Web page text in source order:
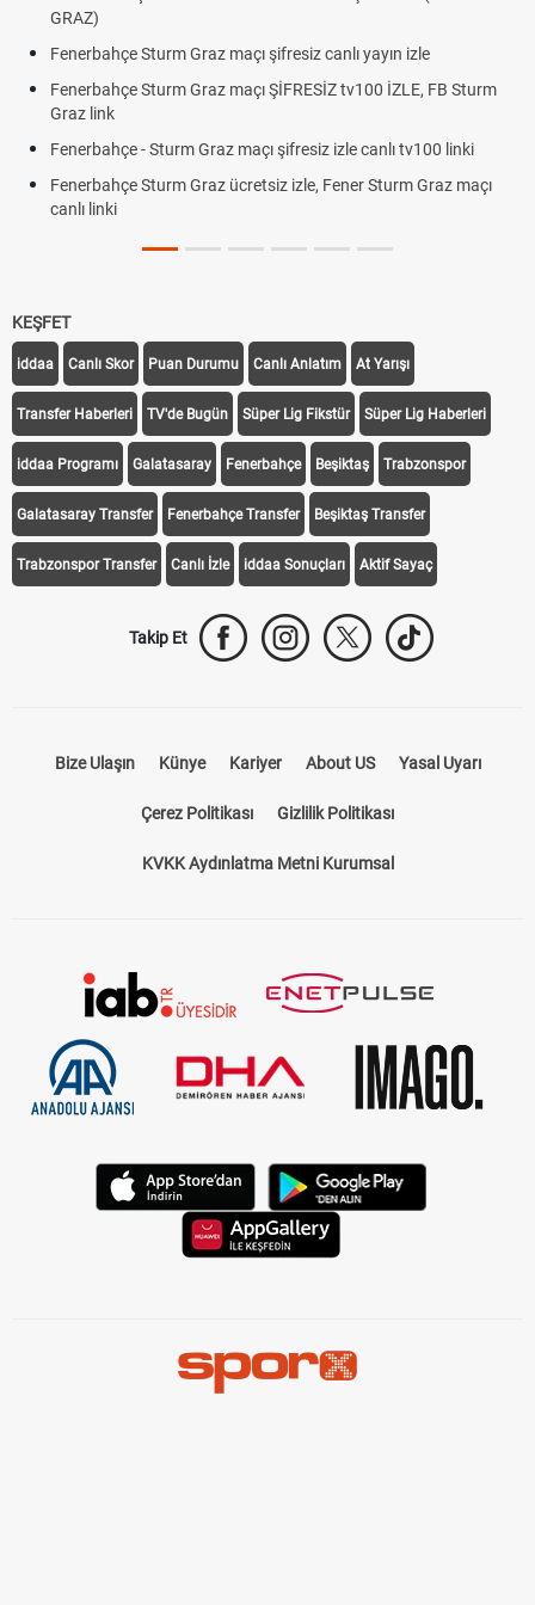
GRAZ)
Fenerbahçe Sturm Graz maçı şifresiz canlı yayın izle
Fenerbahçe Sturm Graz maçı ŞİFRESİZ tv100 İZLE, FB Sturm
Graz link
Fenerbahçe - Sturm Graz maçı şifresiz izle canlı tv100 linki
Fenerbahçe Sturm Graz ücretsiz izle, Fener Sturm Graz maçı
canlı linki
KEŞFET
iddaa Canlı Skor Puan Durumu Canlı Anlatım At Yarışı
Transfer Haberleri TV'de Bugün Süper Lig Fikstür Süper Lig Haberleri
iddaa Programı Galatasaray Fenerbahçe Beşiktaş Trabzonspor
Galatasaray Transfer Fenerbahçe Transfer Beşiktaş Transfer
Trabzonspor Transfer Canlı İzle iddaa Sonuçları Aktif Sayaç
Takip Et
Bize Ulaşın Künye Kariyer About US Yasal Uyarı
Çerez Politikası Gizlilik Politikası
KVKK Aydınlatma Metni Kurumsal